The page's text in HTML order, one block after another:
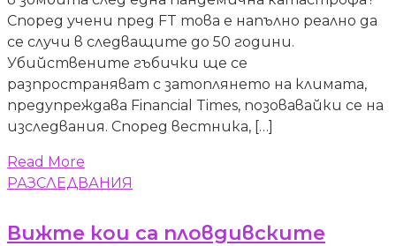
Според учени пред FT това е напълно реално да
се случи в следващите до 50 години.
Убийствените гъбички ще се
разпространяват с затоплянето на климата,
предупреждава Financial Times, позовавайки се на
изследвания. Според вестника, […]
Read More
РАЗСЛЕДВАНИЯ
Вижте кои са пловдивските